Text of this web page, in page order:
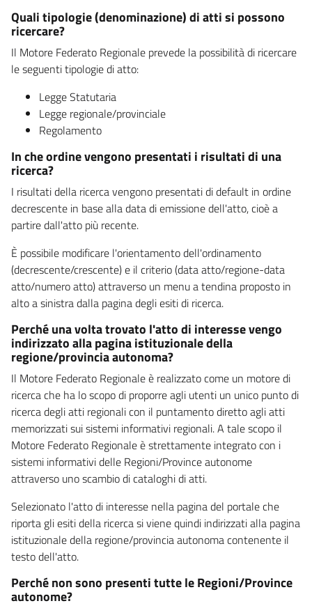
Quali tipologie (denominazione) di atti si possono
ricercare?
Il Motore Federato Regionale prevede la possibilità di ricercare
le seguenti tipologie di atto:
Legge Statutaria
Legge regionale/provinciale
Regolamento
In che ordine vengono presentati i risultati di una
ricerca?
I risultati della ricerca vengono presentati di default in ordine
decrescente in base alla data di emissione dell'atto, cioè a
partire dall'atto più recente.
È possibile modificare l'orientamento dell'ordinamento
(decrescente/crescente) e il criterio (data atto/regione-data
atto/numero atto) attraverso un menu a tendina proposto in
alto a sinistra dalla pagina degli esiti di ricerca.
Perché una volta trovato l'atto di interesse vengo
indirizzato alla pagina istituzionale della
regione/provincia autonoma?
Il Motore Federato Regionale è realizzato come un motore di
ricerca che ha lo scopo di proporre agli utenti un unico punto di
ricerca degli atti regionali con il puntamento diretto agli atti
memorizzati sui sistemi informativi regionali. A tale scopo il
Motore Federato Regionale è strettamente integrato con i
sistemi informativi delle Regioni/Province autonome
attraverso uno scambio di cataloghi di atti.
Selezionato l'atto di interesse nella pagina del portale che
riporta gli esiti della ricerca si viene quindi indirizzati alla pagina
istituzionale della regione/provincia autonoma contenente il
testo dell'atto.
Perché non sono presenti tutte le Regioni/Province
autonome?